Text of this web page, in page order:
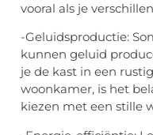
vooral als je
-Geluidsproductie:
kunnen geluid
je de kast in een
woonkamer, is het
kiezen met een stille